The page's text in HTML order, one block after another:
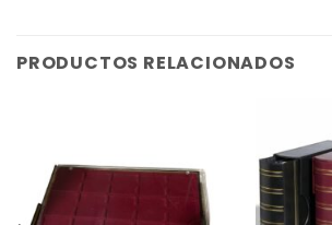
PRODUCTOS RELACIONADOS